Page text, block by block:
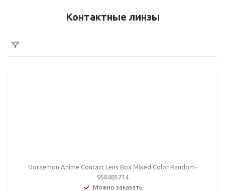
Контактные линзы
Doraemon Anime Contact Lens Box Mixed Color Random-
958485714
Можно заказать